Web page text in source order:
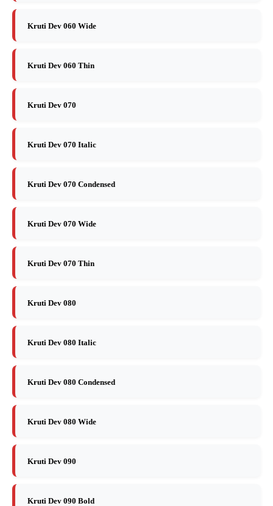
Kruti Dev 060 Wide
Kruti Dev 060 Thin
Kruti Dev 070
Kruti Dev 070 Italic
Kruti Dev 070 Condensed
Kruti Dev 070 Wide
Kruti Dev 070 Thin
Kruti Dev 080
Kruti Dev 080 Italic
Kruti Dev 080 Condensed
Kruti Dev 080 Wide
Kruti Dev 090
Kruti Dev 090 Bold